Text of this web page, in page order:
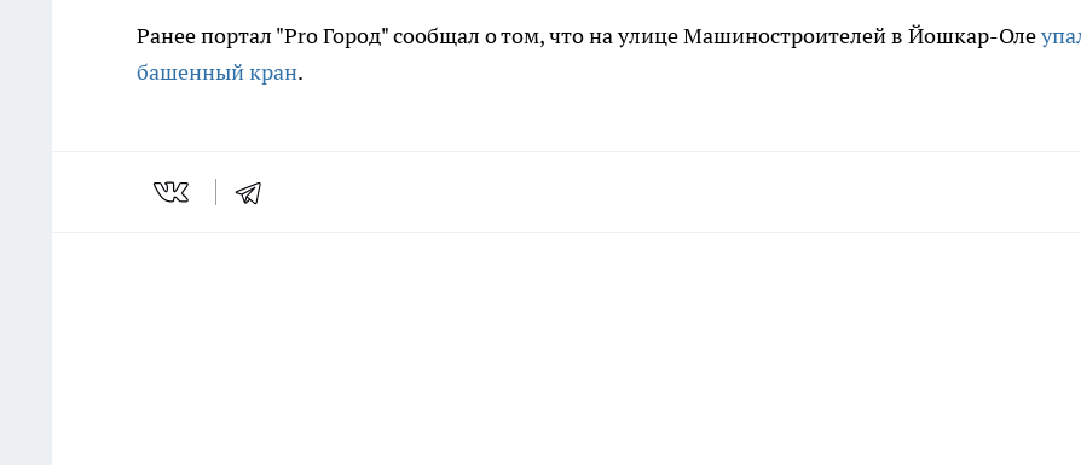
Ранее портал "Pro Город" сообщал о том, что на улице Машиностроителей в Йошкар-Оле
башенный кран.